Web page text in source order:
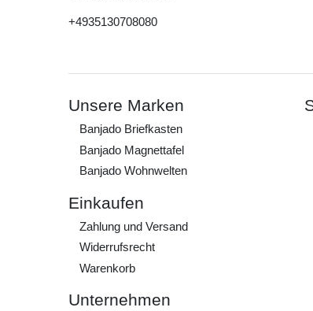
+4935130708080
Unsere Marken
Banjado Briefkasten
Banjado Magnettafel
Banjado Wohnwelten
Einkaufen
Zahlung und Versand
Widerrufs­recht
Warenkorb
Unternehmen